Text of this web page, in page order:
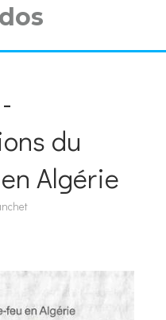
du
Algérie